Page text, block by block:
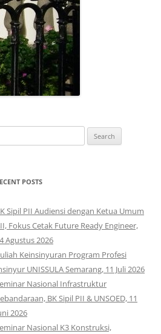
POSTS
Sipil PII Audiensi dengan Ketua Umum
Fokus Cetak Future Ready Engineer,
Agustus 2026
Keinsinyuran Program Profesi
UNISSULA Semarang, 11 Juli 2026
Nasional Infrastruktur
BK Sipil PII & UNSOED, 11
2026
Nasional K3 Konstruksi,